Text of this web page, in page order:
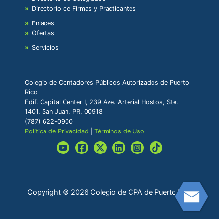
Directorio de Firmas y Practicantes
Enlaces
Ofertas
Servicios
Colegio de Contadores Públicos Autorizados de Puerto
Rico
Edif. Capital Center I, 239 Ave. Arterial Hostos, Ste.
1401, San Juan, PR, 00918
(787) 622-0900
Política de Privacidad |Términos de Uso
Copyright © 2026 Colegio de CPA de Puerto Rico